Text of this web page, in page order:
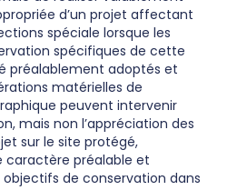
d’un projet affectant
spéciale lorsque les
spécifiques de cette
préalablement adoptés et
matérielles de
peuvent intervenir
mais non l’appréciation des
sur le site protégé,
caractère préalable et
objectifs de conservation dans